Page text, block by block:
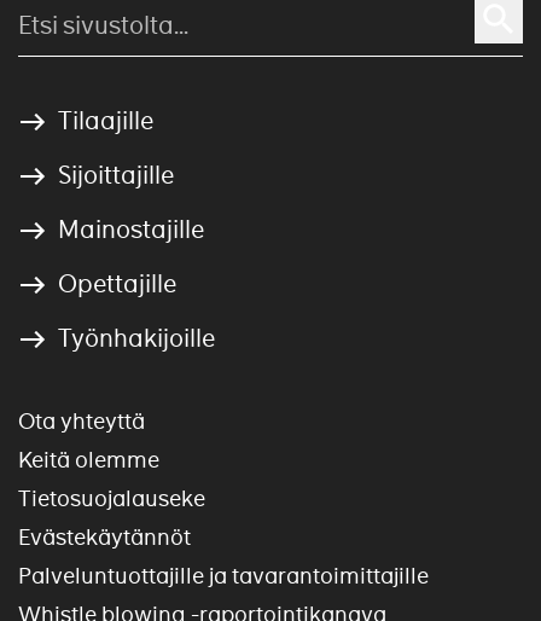
Tilaajille
Sijoittajille
Mainostajille
Opettajille
Työnhakijoille
Ota yhteyttä
Keitä olemme
Tietosuojalauseke
Evästekäytännöt
Palveluntuottajille ja tavarantoimittajille
Whistle blowing -raportointikanava